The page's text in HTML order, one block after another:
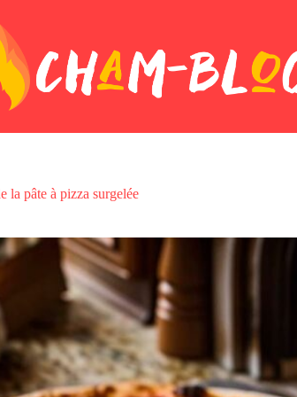
la pâte à pizza surgelée